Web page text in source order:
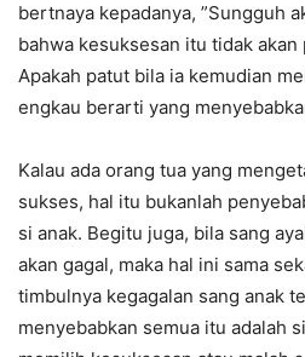
bertnaya kepadanya, ”Sungguh
bahwa kesuksesan itu tidak
Apakah patut bila ia kemudian
engkau berarti yang
Kalau ada orang tua yang
sukses, hal itu bukanlah
si anak. Begitu juga, bila sang
akan gagal, maka hal ini sama
timbulnya kegagalan sang anak
menyebabkan semua itu adalah